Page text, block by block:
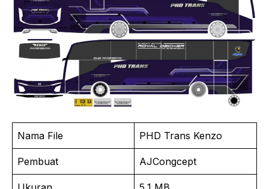
Nama File PHD Trans Kenzo
Pembuat AJCongcept